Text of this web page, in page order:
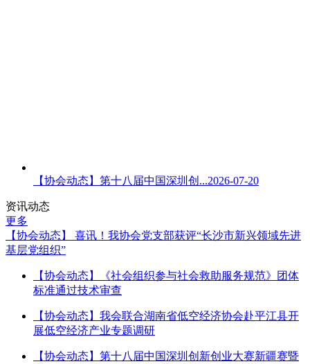
【协会动态】第十八届中国深圳创...2026-07-20
资讯动态
更多
【协会动态】 喜讯！我协会党支部获评“长沙市新兴领域先进
基层党组织”
【协会动态】《社会组织参与社会救助服务规范》团体
标准通过技术审查
【协会动态】我会联合湖南省低空经济协会赴平江县开
展低空经济产业专题调研
【协会动态】第十八届中国深圳创新创业大赛新疆赛暨